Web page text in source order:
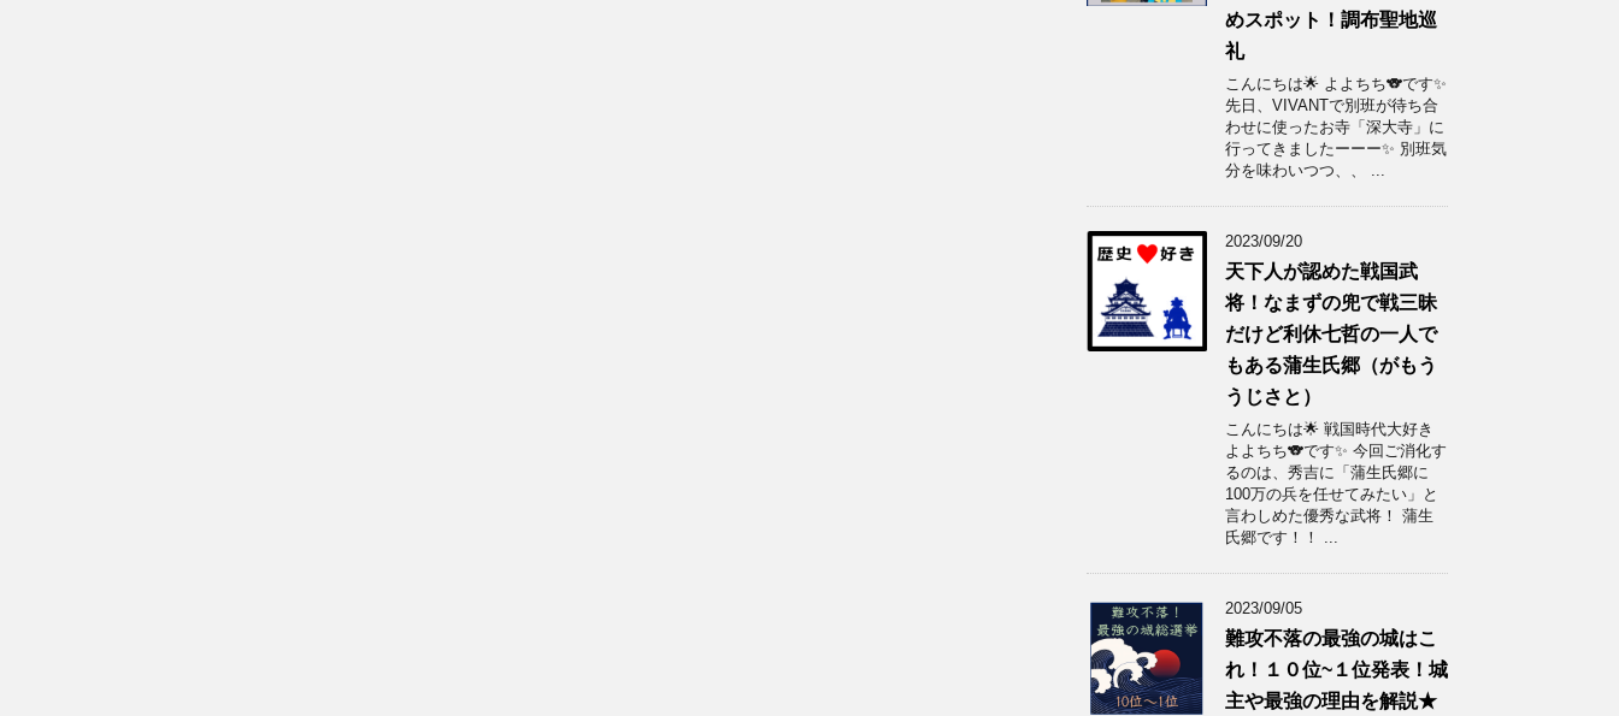
めスポット！調布聖地巡
礼
こんにちは🌟 よよちち🐨です✨
先日、VIVANTで別班が待ち合
わせに使ったお寺「深大寺」に
行ってきましたーーー✨ 別班気
分を味わいつつ、、 ...
2023/09/20
天下人が認めた戦国武
将！なまずの兜で戦三昧
だけど利休七哲の一人で
もある蒲生氏郷（がもう
うじさと）
こんにちは🌟 戦国時代大好き
よよちち🐨です✨ 今回ご消化す
るのは、秀吉に「蒲生氏郷に
100万の兵を任せてみたい」と
言わしめた優秀な武将！ 蒲生
氏郷です！！ ...
2023/09/05
難攻不落の最強の城はこ
れ！１０位~１位発表！城
主や最強の理由を解説★